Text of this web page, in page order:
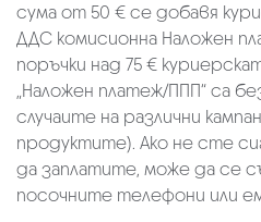
сума от 50 € се добавя
ДДС комисионна Наложен
поръчки над 75 €
„Наложен платеж/ППП“ са
случаите на различни
продуктите). Ако не сте
да заплатите, може да се
посочните телефони или